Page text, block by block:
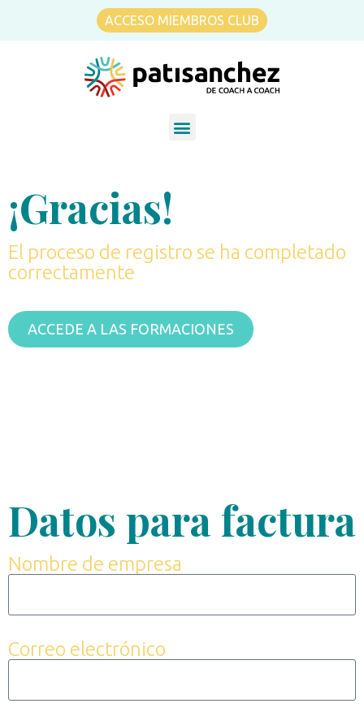
ACCESO MIEMBROS CLUB
¡Gracias!
El proceso de registro se ha completado
correctamente
ACCEDE A LAS FORMACIONES
Datos para factura
Nombre de empresa
Correo electrónico